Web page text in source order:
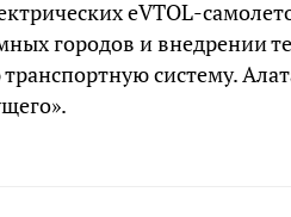
eVTOL-
городов и внедрении
систему.